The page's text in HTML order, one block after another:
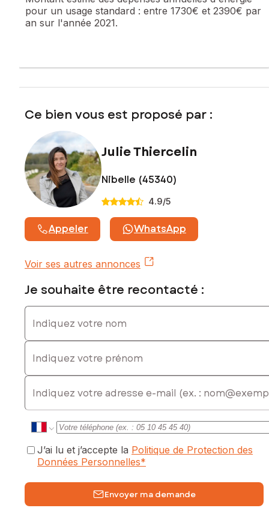
Les informations sur les risques auxquels ce bien est
Prix de vente : 76 900 €
06 81 86 47 92, E-mail : julie.thiercelin@safti.fr - EI - Agent
commercial immatriculé au RSAC de ORLEANS sous le
numéro 889 956 306
pour un usage standard : entre 1730€ et 2390€ par
an sur l'année 2021.
Ce bien vous est proposé par :
Julie Thiercelin
Nibelle (45340)
4.9/5
Appeler WhatsApp
Voir ses autres annonces
Je souhaite être recontacté :
Indiquez votre nom
Indiquez votre prénom
E-mail
J’ai lu et j’accepte la Politique de Protection des
Données Personnelles*
Envoyer ma demande